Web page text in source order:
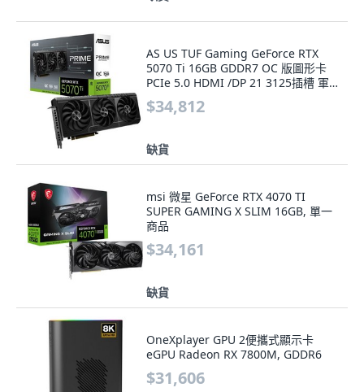
AS US TUF Gaming GeForce RTX
5070 Ti 16GB GDDR7 OC 版圖形卡
PCIe 5.0 HDMI /DP 21 3125插槽 軍
用等級零件保護 PCB,
PRIMERTX5070TI-O16G
$34,812
缺貨
msi 微星 GeForce RTX 4070 TI
SUPER GAMING X SLIM 16GB, 單一
商品
$34,161
缺貨
OneXplayer GPU 2便攜式顯示卡
eGPU Radeon RX 7800M, GDDR6
$31,606